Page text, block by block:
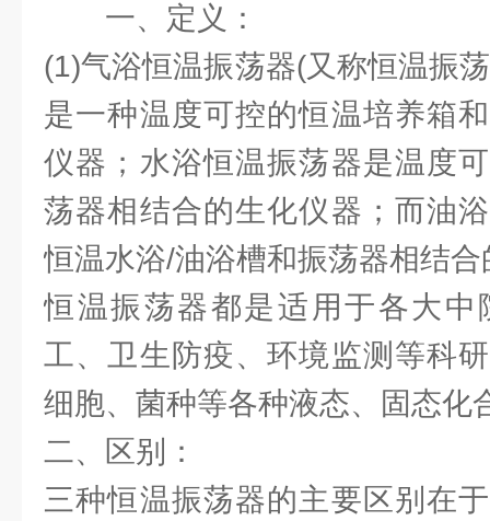
一、定义：
(1)气浴恒温振荡器(又称恒温振
是一种温度可控的恒温培养箱
仪器；水浴恒温振荡器是温度
荡器相结合的生化仪器；而油
恒温水浴/油浴槽和振荡器相结
恒温振荡器都是适用于各大中
工、卫生防疫、环境监测等科
细胞、菌种等各种液态、固态化
二、区别：
三种恒温振荡器的主要区别在